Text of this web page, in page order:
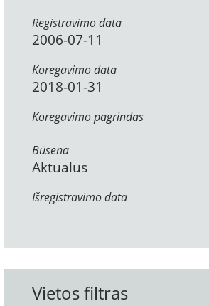
Registravimo data
2006-07-11
Koregavimo data
2018-01-31
Koregavimo pagrindas
Būsena
Aktualus
Išregistravimo data
Vietos filtras